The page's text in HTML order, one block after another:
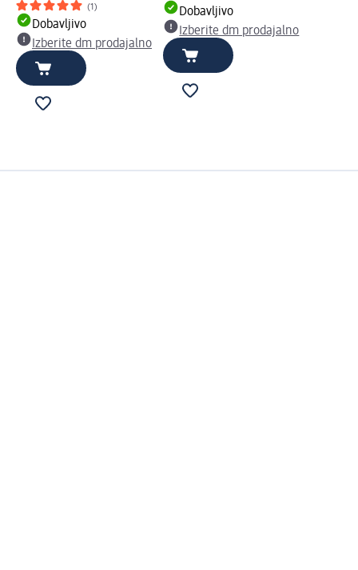
(1)
Dobavljivo
Izberite dm prodajalno
Dobavljivo
Izberite dm prodajalno